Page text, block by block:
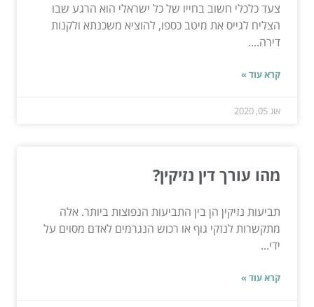
צעד כלכלי חשוב בחייו של כל ישראלי הוא הרגע שבו
הצליח לגייס את מיטב כספו, להוציא משכנתא ולקנות
דירה....
קרא עוד »
אוג 05, 2020
מהו עורך דין נזיקין?
תביעות נזיקין הן בין התביעות הנפוצות ביותר. אלה
מתקשרות לנזקי גוף או רכוש הנגרמים לאדם מסוים על
ידי...
קרא עוד »